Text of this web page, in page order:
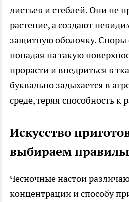
листьев и стеблей. Они не
растение, а создают
защитную оболочку.
попадая на такую
прорасти и внедриться в
буквально задыхается в
среде, теряя способность
Искусство
выбираем
Чесночные настои
концентрации и способу